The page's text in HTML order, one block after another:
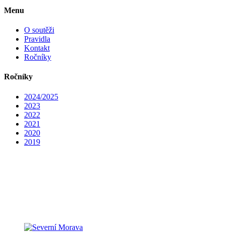
Menu
O soutěži
Pravidla
Kontakt
Ročníky
Ročníky
2024/2025
2023
2022
2021
2020
2019